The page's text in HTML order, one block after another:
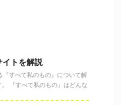
イトを解説
『すべて私のもの』について解
『すべて私のもの』はどんな